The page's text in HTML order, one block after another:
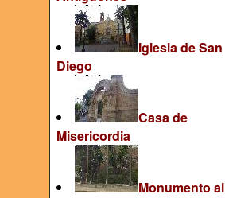
Iglesia de San
Diego
Casa de
Misericordia
Monumento al